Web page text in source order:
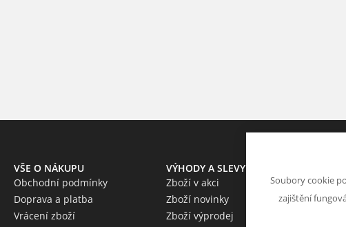
VŠE O NÁKUPU
Obchodní podmínky
Doprava a platba
Vrácení zboží
VÝHODY A SLEVY
Zboží v akci
Zboží novinky
Zboží výprodej
O nás
Soubory cookie
zajištění